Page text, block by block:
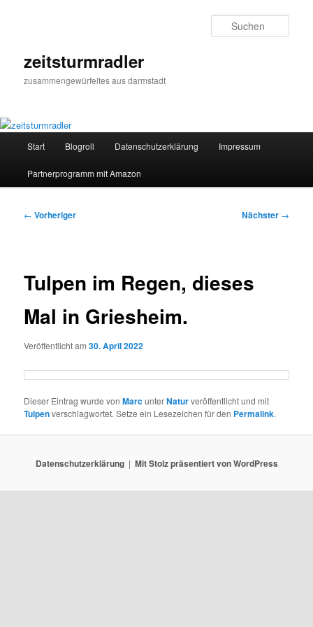
zeitsturmradler
zusammengewürfeltes aus darmstadt
Start Blogroll Datenschutzerklärung Impressum
Partnerprogramm mit Amazon
Beitragsnavigation
← Vorheriger Nächster →
Tulpen im Regen, dieses
Mal in Griesheim.
Veröffentlicht am30. April 2022
Dieser Eintrag wurde vonMarcunterNaturveröffentlicht und mit
Tulpenverschlagwortet. Setze ein Lesezeichen für den Permalink.
Datenschutzerklärung Mit Stolz präsentiert von WordPress